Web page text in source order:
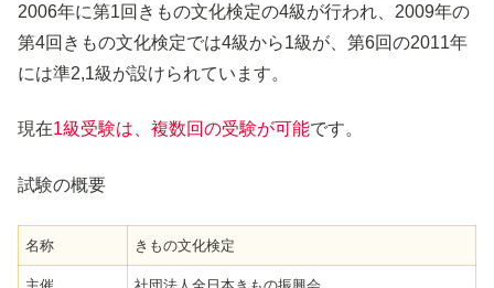
2006年に第1回きもの文化検定の4級が行われ、2009年の
第4回きもの文化検定では4級から1級が、第6回の2011年
には準2,1級が設けられています。
現在1級受験は、複数回の受験が可能です。
試験の概要
名称 きもの文化検定